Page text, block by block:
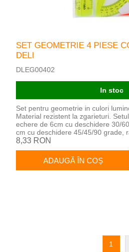
SET GEOMETRIE 4 PIESE
DELI
DLEG00402
In stoc
Set pentru geometrie in culori
Material rezistent la zgarieturi.
echere de 6cm cu deschidere 30/
cm cu deschidere 45/45/90 grade,
8,33 RON
ADAUGĂ ÎN COȘ
1